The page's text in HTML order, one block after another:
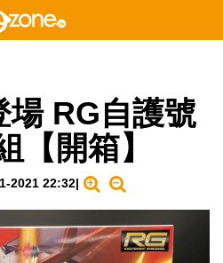
場 RG自護號
【開箱】
2021 22:32|